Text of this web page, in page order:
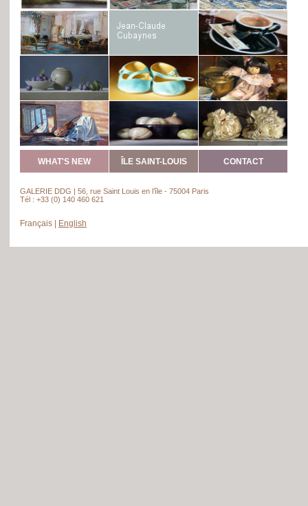
WHAT'S NEW ÎLE SAINT-LOUIS CONTACT
GALERIE DDG | 56, rue Saint Louis en l’île - 75004 Paris
Tél : +33 (0) 140 460 621
Français English